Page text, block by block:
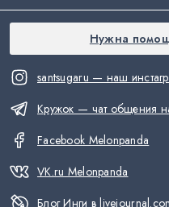
santsugaru — наш
Кружок — чат общения
Facebook Melonpanda
VK.ru Melonpanda
Блог Инги в
Нужна